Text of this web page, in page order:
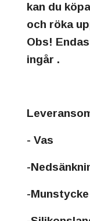
kan du
och röka
Obs!
ingår .
- Vas
-
-Munstycke